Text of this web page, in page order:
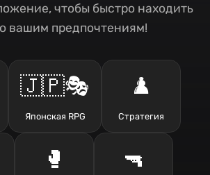
чтобы быстро находить
вашим предпочтениям!
🇯🇵🎭
Японская RPG
♟️
Стратегия
🥊 🔫